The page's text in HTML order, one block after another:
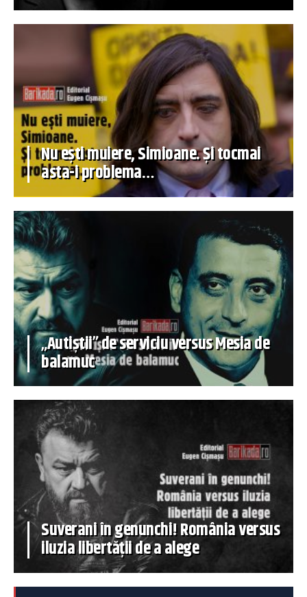
Nu ești muiere, Simioane. Și tocmai
asta-i problema…
„Autiștii” de serviciu versus Mesia de
balamuc
Suverani în genunchi! România versus
iluzia libertății de a alege